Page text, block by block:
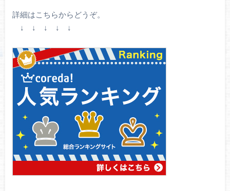
詳細はこちらからどうぞ。
↓ ↓ ↓ ↓ ↓